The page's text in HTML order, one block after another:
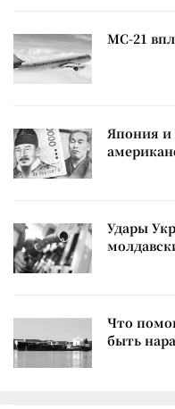
МС-21
Япония и
Удары
Что
быть